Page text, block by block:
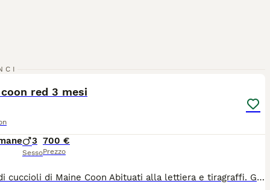
red 3 mesi
3
Sesso
700 €
Prezzo
Stupendi cuccioli di Maine Coon Abituati alla lettiera e tiragraffi. Genitori visibili. Genitori testati n/n Visibili tutti I giorni su appuntamento